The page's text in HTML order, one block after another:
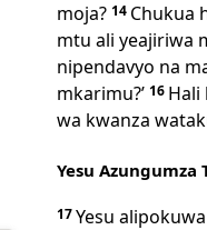
moja? 14 Chukua
mtu ali yeajiriwa
nipendavyo na
mkarimu?’ 16 Hali
wa kwanza
Yesu Azungumza
17Yesu